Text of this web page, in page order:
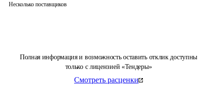
Полная информация и возможность оставить отклик доступны
только с лицензией «Тендеры»
Смотреть расценки
Несколько поставщиков